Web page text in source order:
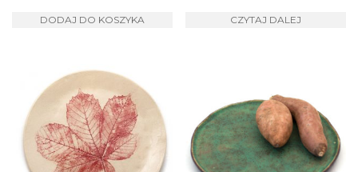
DODAJ DO KOSZYKA CZYTAJ DALEJ